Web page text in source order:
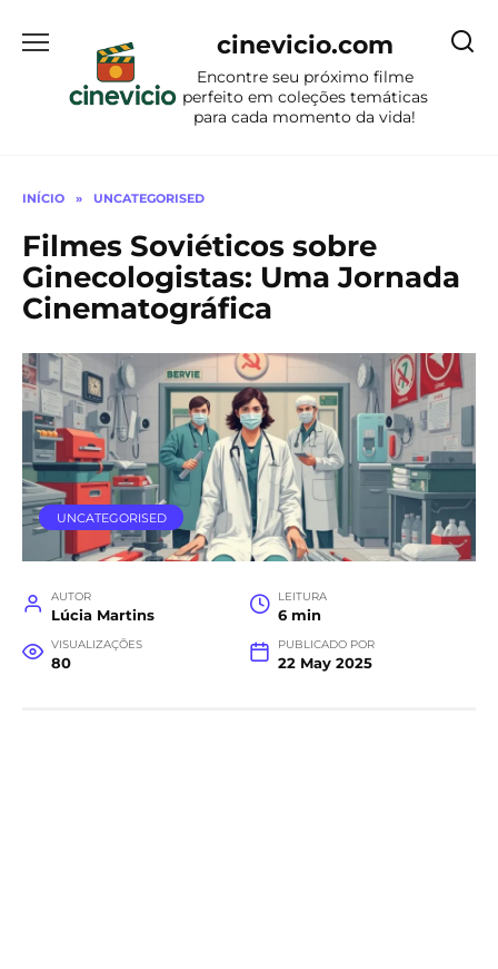
para
conteúdo
cinevicio.com
Encontre seu próximo filme
perfeito em coleções temáticas
para cada momento da vida!
INÍCIO » UNCATEGORISED
Filmes Soviéticos sobre
Ginecologistas: Uma Jornada
Cinematográfica
UNCATEGORISED
AUTOR
Lúcia Martins
LEITURA
6 min
VISUALIZAÇÕES
80
PUBLICADO POR
22 May 2025